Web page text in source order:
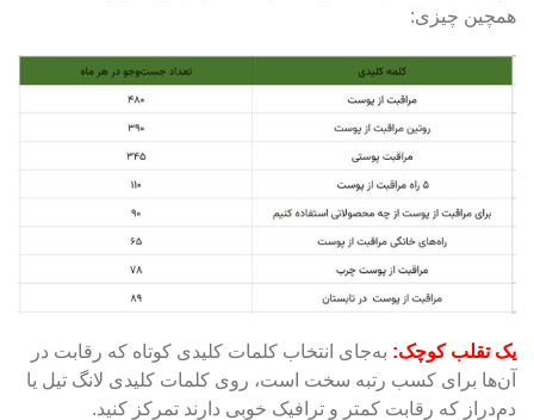
همچین چیزی:
یک تقلب کوچک: به‌جای انتخاب کلمات کلیدی کوتاه که رقابت در
آن‌ها برای کسب‌ رتبه سخت‌ است، روی کلمات کلیدی لانگ تیل یا
دم‌دراز که رقابت کمتر و ترافیک خوبی دارند تمرکز کنید.